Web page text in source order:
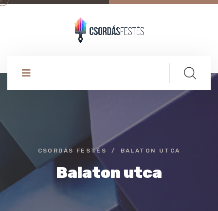
CSORDÁS FESTÉS BALATON UTCA
Balaton utca